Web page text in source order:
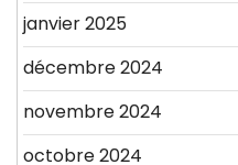
janvier 2025
décembre 2024
novembre 2024
octobre 2024